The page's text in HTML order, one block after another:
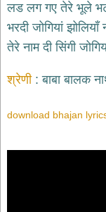
जैन
भजन
jain
bhajans
दुर्गा
bhajans
भजन
लड लग गए तेरे भूले
भरदी जोगियां
तेरे नाम दी सिंगी
श्रेणी बाबा बालक
download bhajan